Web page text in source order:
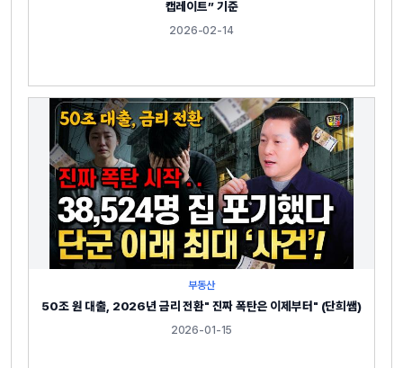
캡레이트” 기준
2026-02-14
부동산
50조 원 대출, 2026년 금리 전환" 진짜 폭탄은 이제부터" (단희쌤)
2026-01-15